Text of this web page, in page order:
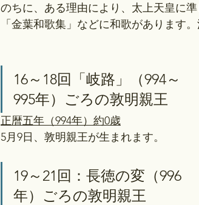
のちに、ある理由により、太上天皇に
「金葉和歌集」などに和歌があります。
16～18回「岐路」（994～
995年）ごろの敦明親王
正暦五年（994年）約0歳
5月9日、敦明親王が生まれます。
19～21回：長徳の変（996
年）ごろの敦明親王